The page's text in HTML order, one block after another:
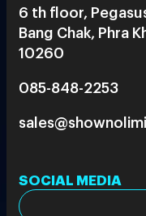
6 th floor,
Bang Chak, Phra
10260
085-848-2253
SOCIAL MEDIA